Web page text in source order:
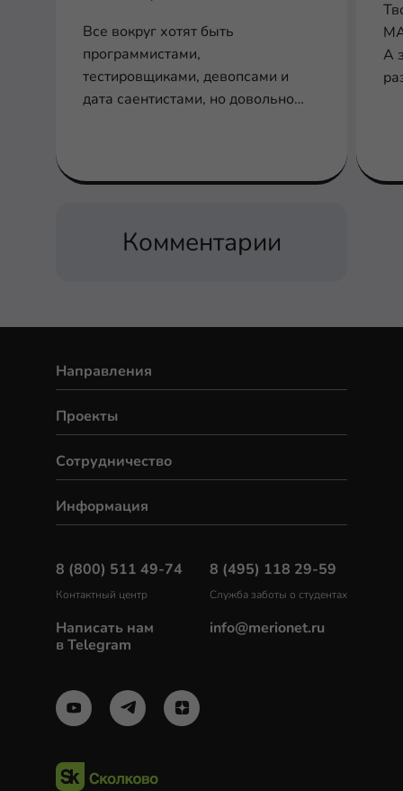
Все вокруг хотят быть
программистами,
тестировщиками, девопсами и
дата саентистами, но довольно
А
Комментарии
Направления
Сотрудничество
Проекты
Информация
8 (800) 511 49-74
Контактный центр
Написать нам
в Telegram
8 (495) 118 29-59
Служба заботы о студентах
info@merionet.ru